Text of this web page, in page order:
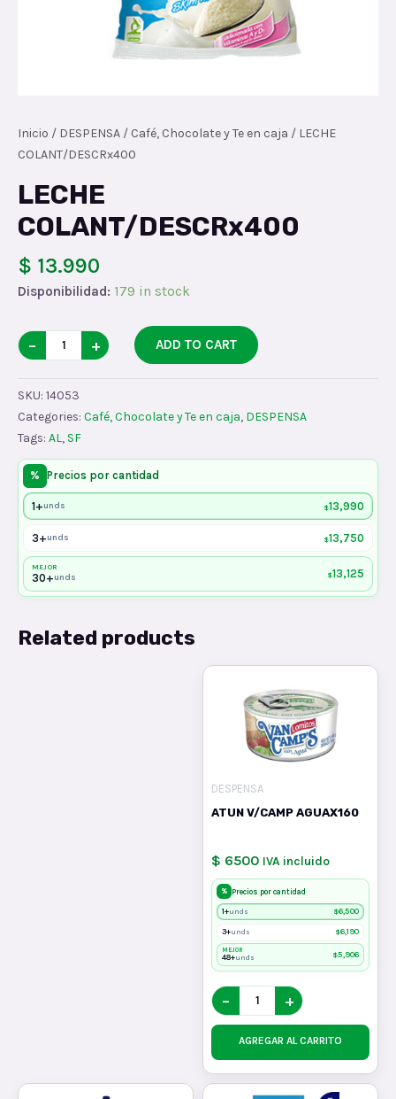
Inicio / DESPENSA / Café, Chocolate y Te en caja / LECHE
COLANT/DESCRx400
LECHE
COLANT/DESCRx400
$ 13.990
Disponibilidad: 179 in stock
LECHE
COLANT/DESCRx400
quantity
− + ADD TO CART
SKU: 14053
Categories: Café, Chocolate y Te en caja, DESPENSA
Tags: AL, SF
% Precios por cantidad
1+unds $13,990
3+unds $13,750
MEJOR
30+unds $13,125
Related products
DESPENSA
ATUN V/CAMP AGUAX160
$ 6500 IVA incluido
% Precios por cantidad
1+unds $6,500
3+unds $6,190
MEJOR
48+unds $5,906
− +
AGREGAR AL CARRITO